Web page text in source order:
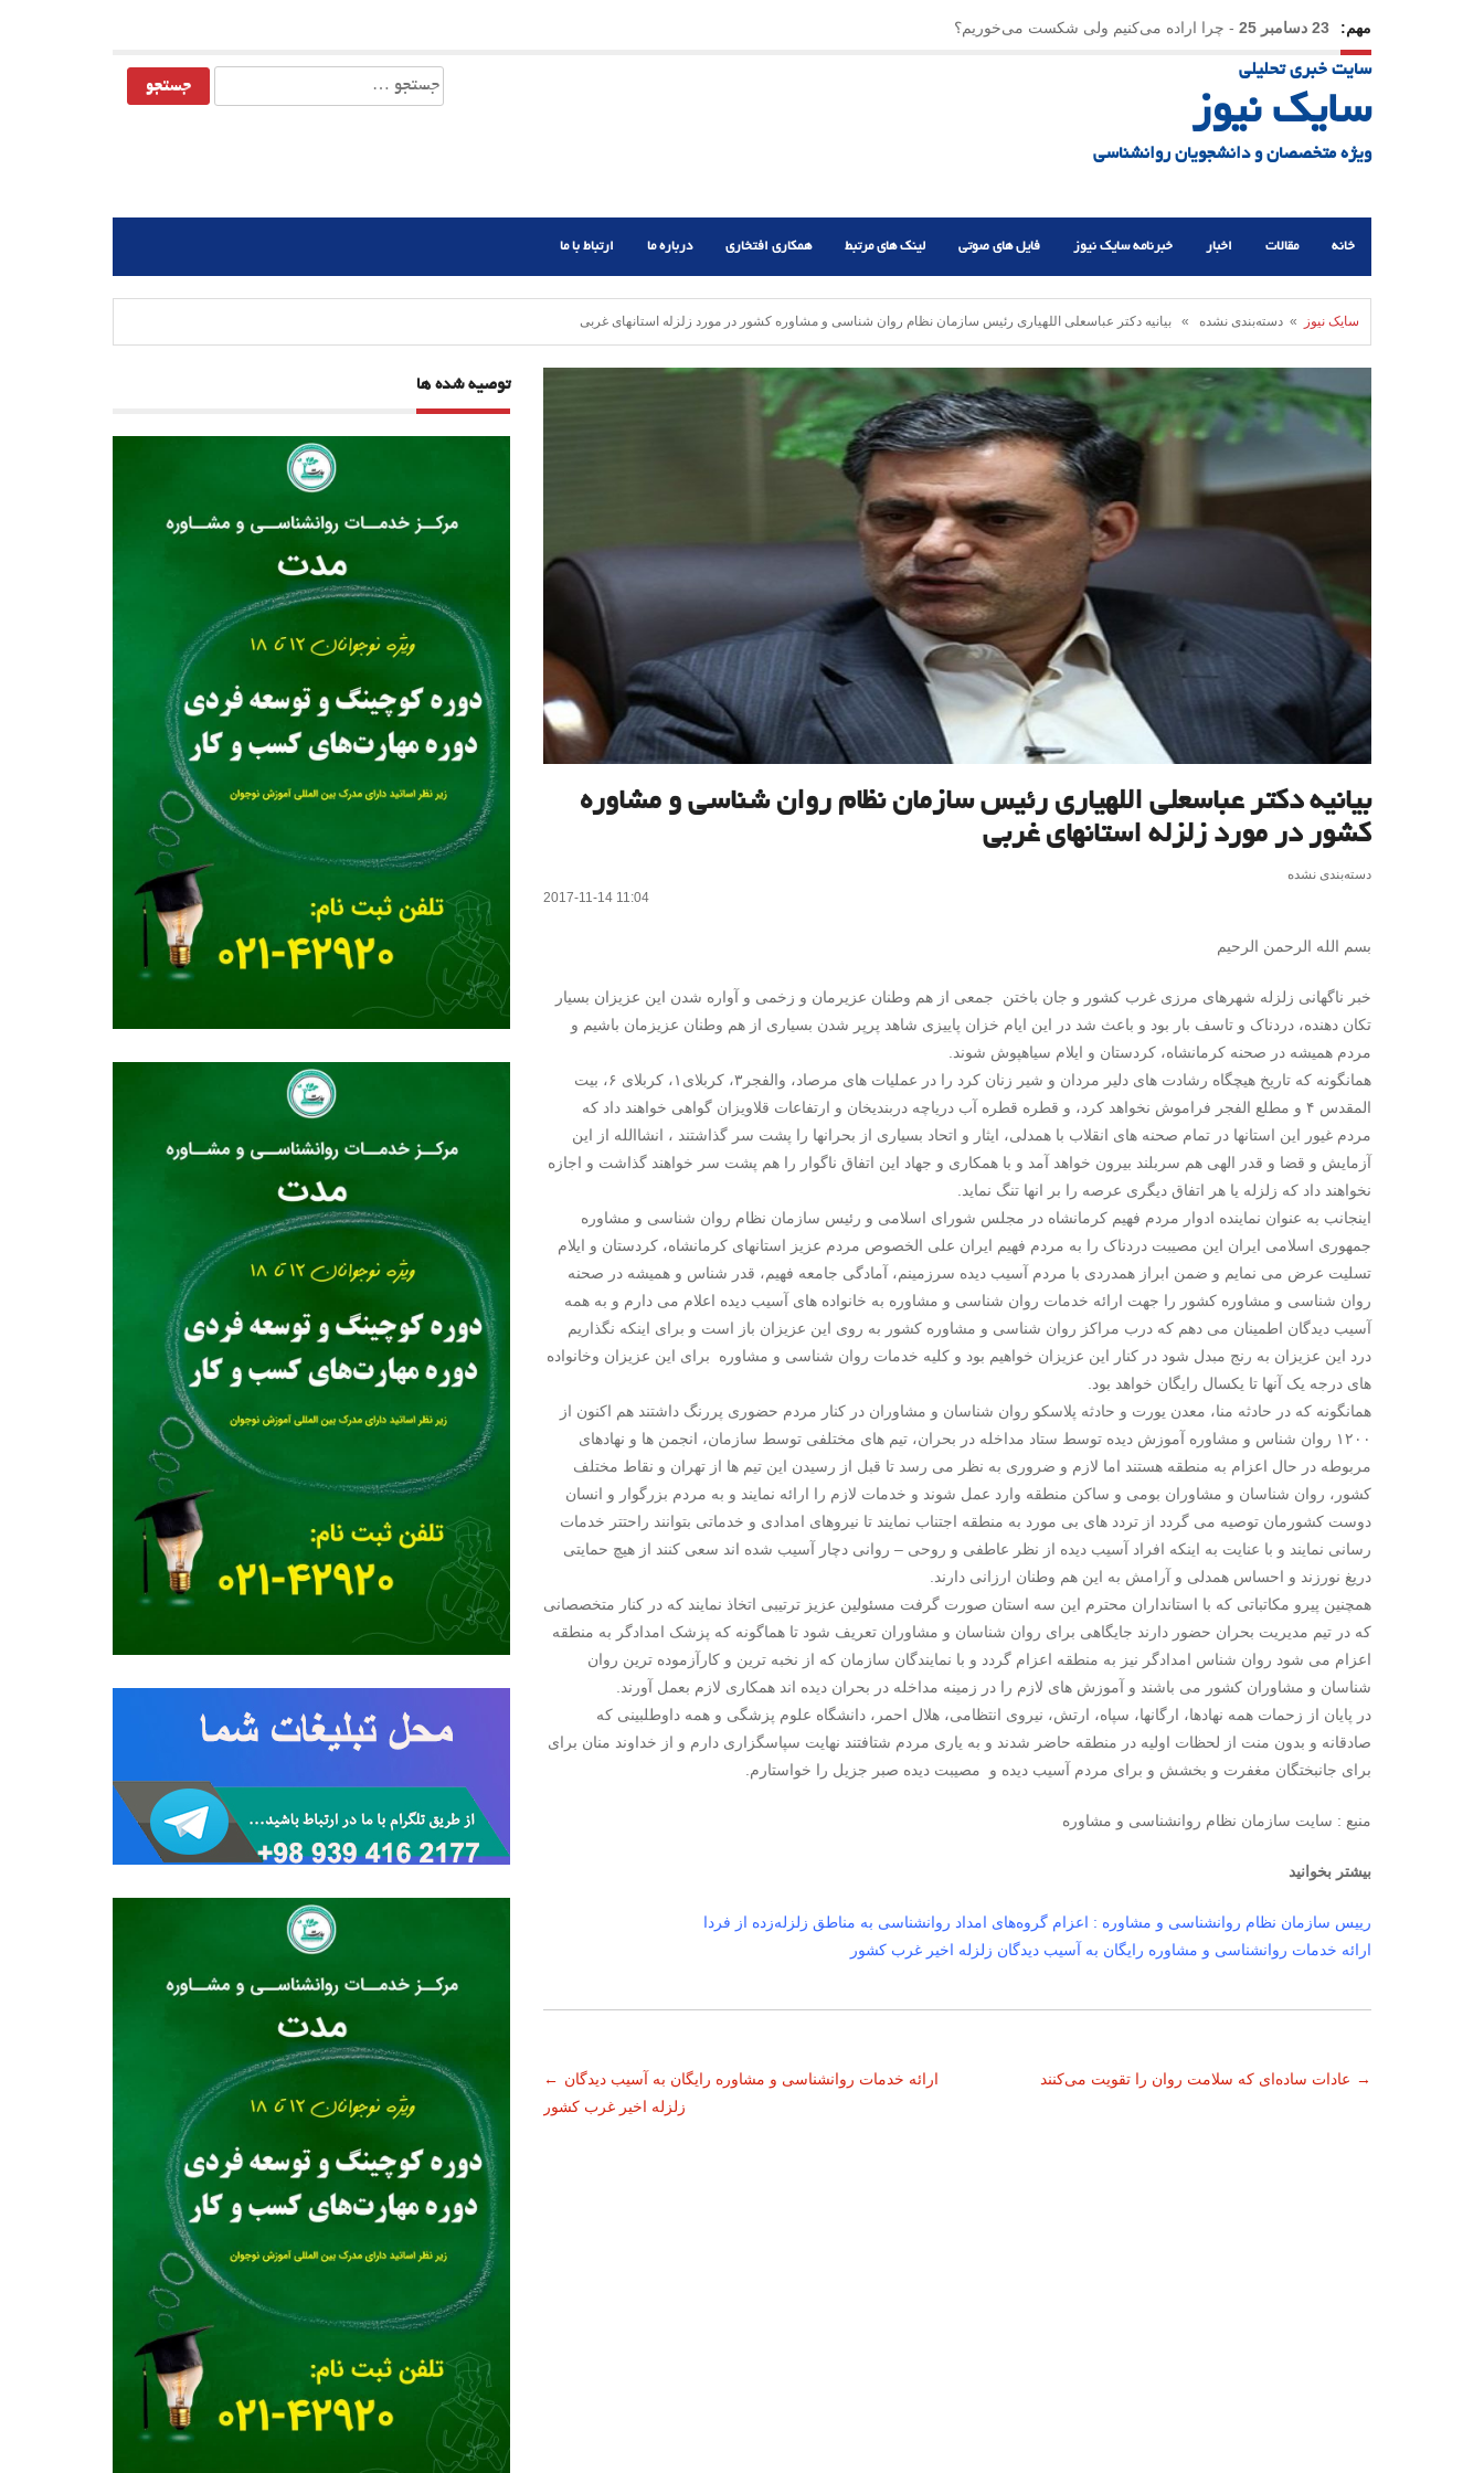
مهم: 23 دسامبر 25 - چرا اراده می‌کنیم ولی شکست می‌خوریم؟
21 دسامبر 25
سایت خبری تحلیلی
سایک نیوز
ویژه متخصصان و دانشجویان روانشناسی
جستجو
برای:
خانه مقالات اخبار خبرنامه سایک نیوز فایل های صوتی لینک های مرتبط همکاری افتخاری درباره ما ارتباط با ما
سایک نیوز » دسته‌بندی نشده » بیانیه دکتر عباسعلی اللهیاری رئیس سازمان نظام روان شناسی و مشاوره کشور در مورد زلزله استانهای غربی
بیانیه دکتر عباسعلی اللهیاری رئیس سازمان نظام روان شناسی و مشاوره
کشور در مورد زلزله استانهای غربی
دسته‌بندی نشده
2017-11-14 11:04
بسم الله الرحمن الرحیم
خبر ناگهانی زلزله شهرهای مرزی غرب کشور و جان باختن جمعی از هم وطنان عزیرمان و زخمی و آواره شدن این عزیزان بسیار
تکان دهنده، دردناک و تاسف بار بود و باعث شد در این ایام خزان پاییزی شاهد پرپر شدن بسیاری از هم وطنان عزیزمان باشیم و
مردم همیشه در صحنه کرمانشاه، کردستان و ایلام سیاهپوش شوند.
همانگونه که تاریخ هیچگاه رشادت های دلیر مردان و شیر زنان کرد را در عملیات های مرصاد، والفجر۳، کربلای۱، کربلای ۶، بیت
المقدس ۴ و مطلع الفجر فراموش نخواهد کرد، و قطره قطره آب دریاچه دربندیخان و ارتفاعات قلاویزان گواهی خواهند داد که
مردم غیور این استانها در تمام صحنه های انقلاب با همدلی، ایثار و اتحاد بسیاری از بحرانها را پشت سر گذاشتند ، انشاالله از این
آزمایش و قضا و قدر الهی هم سربلند بیرون خواهد آمد و با همکاری و جهاد این اتفاق ناگوار را هم پشت سر خواهند گذاشت و اجازه
نخواهند داد که زلزله یا هر اتفاق دیگری عرصه را بر انها تنگ نماید.
اینجانب به عنوان نماینده ادوار مردم فهیم کرمانشاه در مجلس شورای اسلامی و رئیس سازمان نظام روان شناسی و مشاوره
جمهوری اسلامی ایران این مصیبت دردناک را به مردم فهیم ایران علی الخصوص مردم عزیز استانهای کرمانشاه، کردستان و ایلام
تسلیت عرض می نمایم و ضمن ابراز همدردی با مردم آسیب دیده سرزمینم، آمادگی جامعه فهیم، قدر شناس و همیشه در صحنه
روان شناسی و مشاوره کشور را جهت ارائه خدمات روان شناسی و مشاوره به خانواده های آسیب دیده اعلام می دارم و به همه
آسیب دیدگان اطمینان می دهم که درب مراکز روان شناسی و مشاوره کشور به روی این عزیزان باز است و برای اینکه نگذاریم
درد این عزیزان به رنج مبدل شود در کنار این عزیزان خواهیم بود و کلیه خدمات روان شناسی و مشاوره برای این عزیزان وخانواده
های درجه یک آنها تا یکسال رایگان خواهد بود.
همانگونه که در حادثه منا، معدن یورت و حادثه پلاسکو روان شناسان و مشاوران در کنار مردم حضوری پررنگ داشتند هم اکنون از
۱۲۰۰ روان شناس و مشاوره آموزش دیده توسط ستاد مداخله در بحران، تیم های مختلفی توسط سازمان، انجمن ها و نهادهای
مربوطه در حال اعزام به منطقه هستند اما لازم و ضروری به نظر می رسد تا قبل از رسیدن این تیم ها از تهران و نقاط مختلف
کشور، روان شناسان و مشاوران بومی و ساکن منطقه وارد عمل شوند و خدمات لازم را ارائه نمایند و به مردم بزرگوار و انسان
دوست کشورمان توصیه می گردد از تردد های بی مورد به منطقه اجتناب نمایند تا نیروهای امدادی و خدماتی بتوانند راحتتر خدمات
رسانی نمایند و با عنایت به اینکه افراد آسیب دیده از نظر عاطفی و روحی – روانی دچار آسیب شده اند سعی کنند از هیچ حمایتی
دریغ نورزند و احساس همدلی و آرامش به این هم وطنان ارزانی دارند.
همچنین پیرو مکاتباتی که با استانداران محترم این سه استان صورت گرفت مسئولین عزیز ترتیبی اتخاذ نمایند که در کنار متخصصانی
که در تیم مدیریت بحران حضور دارند جایگاهی برای روان شناسان و مشاوران تعریف شود تا هماگونه که پزشک امدادگر به منطقه
اعزام می شود روان شناس امدادگر نیز به منطقه اعزام گردد و با نمایندگان سازمان که از نخبه ترین و کارآزموده ترین روان
شناسان و مشاوران کشور می باشند و آموزش های لازم را در زمینه مداخله در بحران دیده اند همکاری لازم بعمل آورند.
در پایان از زحمات همه نهادها، ارگانها، سپاه، ارتش، نیروی انتظامی، هلال احمر، دانشگاه علوم پزشگی و همه داوطلبینی که
صادقانه و بدون منت از لحظات اولیه در منطقه حاضر شدند و به یاری مردم شتافتند نهایت سپاسگزاری دارم و از خداوند منان برای
برای جانبختگان مغفرت و بخشش و برای مردم آسیب دیده و مصیبت دیده صبر جزیل را خواستارم.
منبع : سایت سازمان نظام روانشناسی و مشاوره
بیشتر بخوانید
رییس سازمان نظام روانشناسی و مشاوره : اعزام گروه‌های امداد روانشناسی به مناطق زلزله‌زده از فردا
ارائه خدمات روانشناسی و مشاوره رایگان به آسیب دیدگان زلزله اخیر غرب کشور
ناوبری
← ارائه خدمات روانشناسی و مشاوره رایگان به آسیب دیدگان
زلزله اخیر غرب کشور
عادات ساده‌ای که سلامت روان را تقویت می‌کنند →
توصیه شده ها